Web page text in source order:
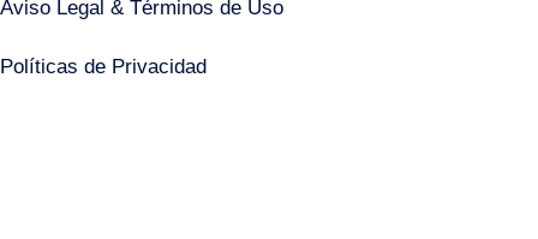
Aviso Legal & Términos de Uso
Políticas de Privacidad